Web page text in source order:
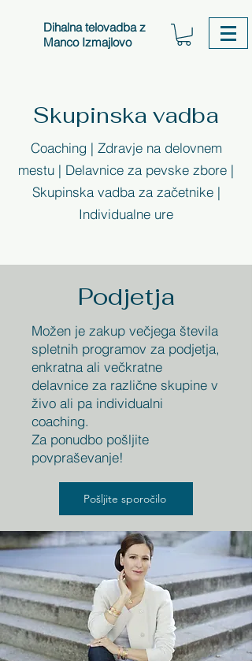
Dihalna telovadba z
Manco Izmajlovo
Skupinska vadba
Coaching | Zdravje na delovnem
mestu | Delavnice za pevske zbore |
Skupinska vadba za začetnike |
Individualne ure
Podjetja
Možen je zakup večjega števila
spletnih programov za podjetja,
enkratna ali večkratne
delavnice za različne skupine v
živo ali pa individualni
coaching.
Za ponudbo pošljite
povpraševanje!
Pošljite sporočilo